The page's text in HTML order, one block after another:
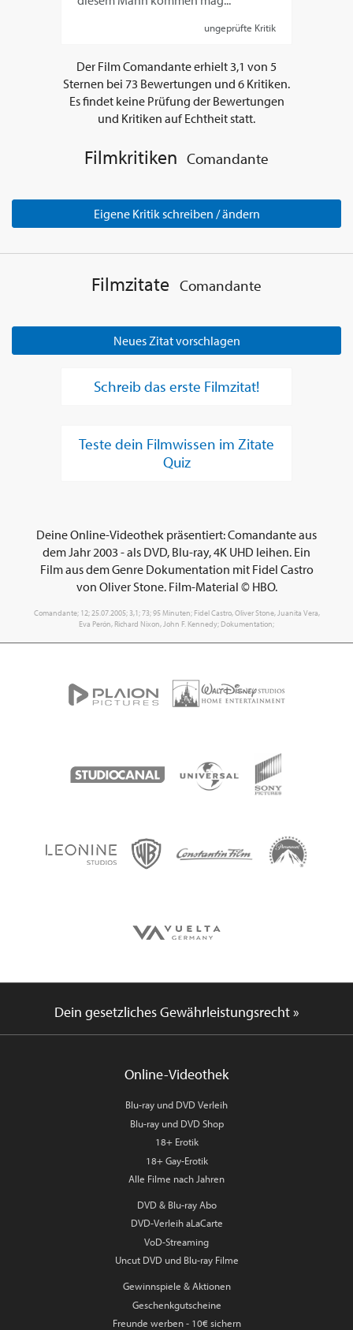
ungeprüfte Kritik
Der FilmComandanteerhielt3,1 von 5
Sternen bei 73 Bewertungen und 6 Kritiken.
Es findet keine Prüfung der Bewertungen
und Kritiken auf Echtheit statt.
Filmkritiken Comandante
Eigene Kritik schreiben / ändern
Filmzitate Comandante
Neues Zitat vorschlagen
Schreib das erste Filmzitat!
Teste dein Filmwissen im Zitate
Quiz
Deine Online-Videothek präsentiert: Comandante aus
dem Jahr 2003 - als DVD, Blu-ray, 4K UHD leihen. Ein
Film aus dem Genre Dokumentation mit Fidel Castro
von Oliver Stone. Film-Material © HBO.
Comandante; 12; 25.07.2005; 3,1; 73; 95 Minuten; Fidel Castro, Oliver Stone, Juanita Vera,
Eva Perón, Richard Nixon, John F. Kennedy; Dokumentation;
Dein gesetzliches Gewährleistungsrecht »
Online-Videothek
Blu-ray und DVD Verleih
Blu-ray und DVD Shop
18+ Erotik
18+ Gay-Erotik
Alle Filme nach Jahren
DVD & Blu-ray Abo
DVD-Verleih aLaCarte
VoD-Streaming
Uncut DVD und Blu-ray Filme
Gewinnspiele & Aktionen
Geschenkgutscheine
Freunde werben - 10€ sichern